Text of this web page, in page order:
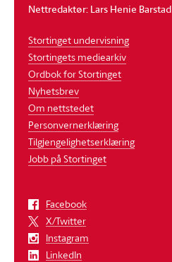
Nettredaktør: Lars Henie Barstad
Stortinget undervisning
Stortingets mediearkiv
Ordbok for Stortinget
Nyhetsbrev
Om nettstedet
Personvernerklæring
Tilgjengelighetserklæring
Jobb på Stortinget
Facebook
X/Twitter
Instagram
LinkedIn